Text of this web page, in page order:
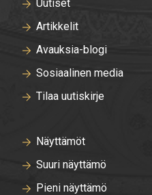
Uutiset
Artikkelit
Avauksia-blogi
Sosiaalinen media
Tilaa uutiskirje
Näyttämöt
Suuri näyttämö
Pieni näyttämö